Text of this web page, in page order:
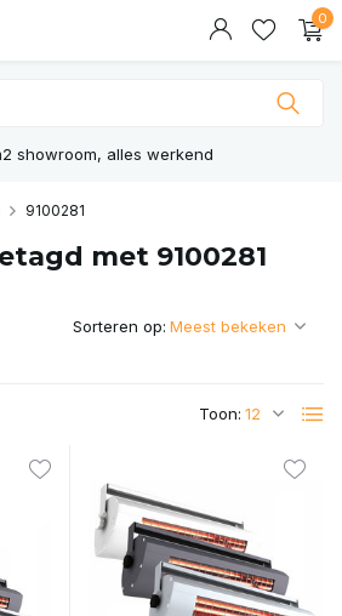
0
showroom, alles werkend
9100281
met 9100281
Toon:
Sorteren op: